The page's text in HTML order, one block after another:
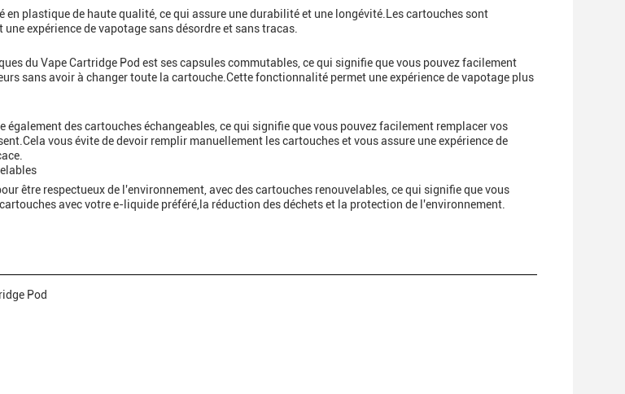
en plastique de haute qualité, ce qui assure une durabilité et une longévité.Les cartouches sont
expérience de vapotage sans désordre et sans tracas.
du Vape Cartridge Pod est ses capsules commutables, ce qui signifie que vous pouvez facilement
sans avoir à changer toute la cartouche.Cette fonctionnalité permet une expérience de vapotage plus
également des cartouches échangeables, ce qui signifie que vous pouvez facilement remplacer vos
vous évite de devoir remplir manuellement les cartouches et vous assure une expérience de
être respectueux de l'environnement, avec des cartouches renouvelables, ce qui signifie que vous
avec votre e-liquide préféré,la réduction des déchets et la protection de l'environnement.
Pod